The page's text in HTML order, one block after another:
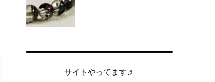
サイトやってます♬